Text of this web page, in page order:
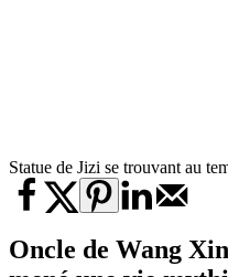
Statue de Jizi se trouvant au
Oncle de Wang